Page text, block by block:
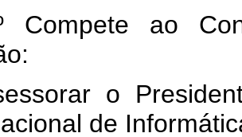
Compete ao
o
de